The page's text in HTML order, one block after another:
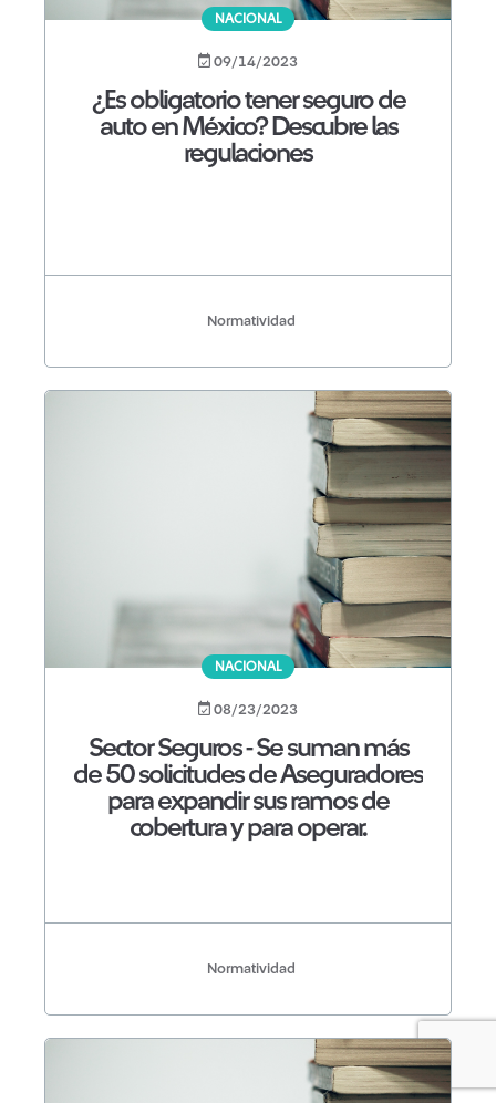
NACIONAL
09/14/2023
¿Es obligatorio tener seguro de
auto en México? Descubre las
regulaciones
Normatividad
NACIONAL
08/23/2023
Sector Seguros - Se suman más
de 50 solicitudes de Aseguradores
para expandir sus ramos de
cobertura y para operar.
Normatividad